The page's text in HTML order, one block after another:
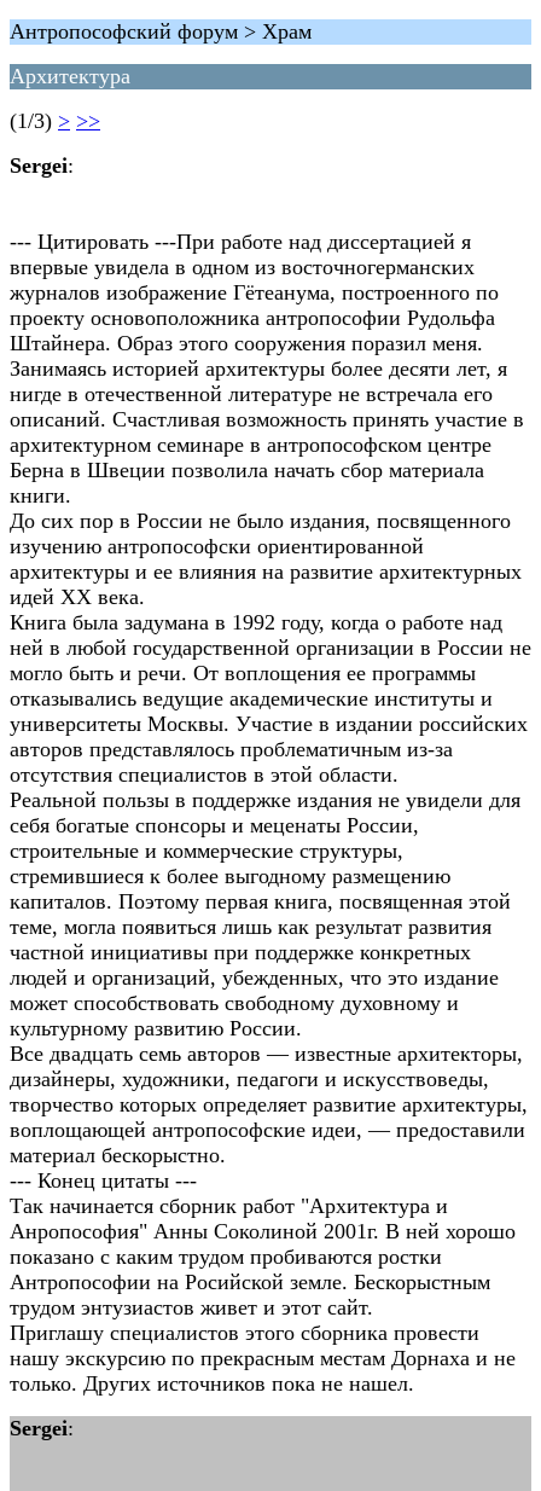
Антропософский форум > Храм
Архитектура
(1/3) > >>
Sergei:
--- Цитировать ---При работе над диссертацией я
впервые увидела в одном из восточногерманских
журналов изображение Гётеанума, построенного по
проекту основоположника антропософии Рудольфа
Штайнера. Образ этого сооружения поразил меня.
Занимаясь историей архитектуры более десяти лет, я
нигде в отечественной литературе не встречала его
описаний. Счастливая возможность принять участие в
архитектурном семинаре в антропософском центре
Берна в Швеции позволила начать сбор материала
книги.
До сих пор в России не было издания, посвященного
изучению антропософски ориентированной
архитектуры и ее влияния на развитие архитектурных
идей XX века.
Книга была задумана в 1992 году, когда о работе над
ней в любой государственной организации в России не
могло быть и речи. От воплощения ее программы
отказывались ведущие академические институты и
университеты Москвы. Участие в издании российских
авторов представлялось проблематичным из-за
отсутствия специалистов в этой области.
Реальной пользы в поддержке издания не увидели для
себя богатые спонсоры и меценаты России,
строительные и коммерческие структуры,
стремившиеся к более выгодному размещению
капиталов. Поэтому первая книга, посвященная этой
теме, могла появиться лишь как результат развития
частной инициативы при поддержке конкретных
людей и организаций, убежденных, что это издание
может способствовать свободному духовному и
культурному развитию России.
Все двадцать семь авторов — известные архитекторы,
дизайнеры, художники, педагоги и искусствоведы,
творчество которых определяет развитие архитектуры,
воплощающей антропософские идеи, — предоставили
материал бескорыстно.
--- Конец цитаты ---
Так начинается сборник работ "Архитектура и
Анропософия" Анны Соколиной 2001г. В ней хорошо
показано с каким трудом пробиваются ростки
Антропософии на Росийской земле. Бескорыстным
трудом энтузиастов живет и этот сайт.
Приглашу специалистов этого сборника провести
нашу экскурсию по прекрасным местам Дорнаха и не
только. Других источников пока не нашел.
Sergei: